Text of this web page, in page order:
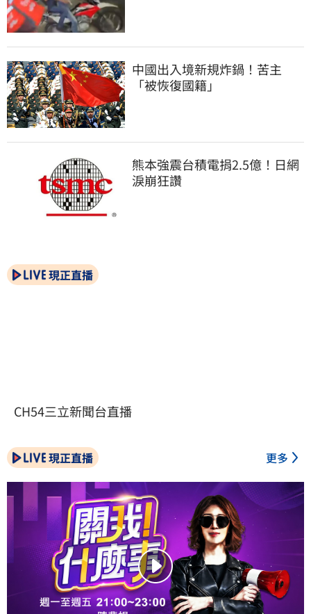
中國出入境新規炸鍋！苦主
「被恢復國籍」
熊本強震台積電捐2.5億！日網
淚崩狂讚
現正直播
CH54三立新聞台直播
現正直播 更多